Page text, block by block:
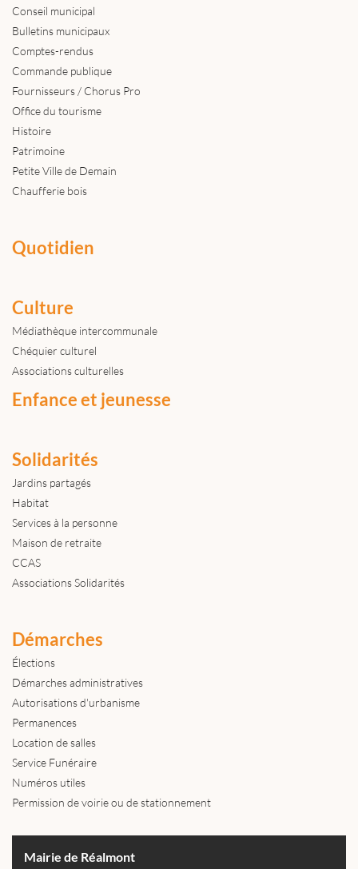
Conseil municipal
Bulletins municipaux
Comptes-rendus
Commande publique
Fournisseurs / Chorus Pro
Office du tourisme
Histoire
Patrimoine
Petite Ville de Demain
Chaufferie bois
Quotidien
Culture
Médiathèque intercommunale
Chéquier culturel
Associations culturelles
Enfance et jeunesse
Solidarités
Jardins partagés
Habitat
Services à la personne
Maison de retraite
CCAS
Associations Solidarités
Démarches
Élections
Démarches administratives
Autorisations d'urbanisme
Permanences
Location de salles
Service Funéraire
Numéros utiles
Permission de voirie ou de stationnement
Mairie de Réalmont